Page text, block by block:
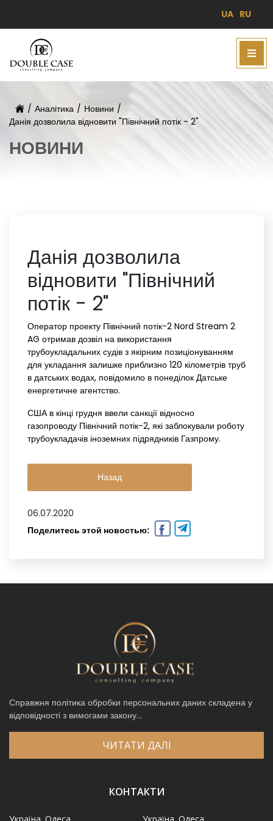
UA RU
/ Аналітика / Новини /
Данія дозволила відновити "Північний потік - 2"
НОВИНИ
Данія дозволила
відновити "Північний
потік - 2"
Оператор проекту Північний потік-2 Nord Stream 2
AG отримав дозвіл на використання
трубоукладальних судів з якірним позиціонуванням
для укладання залишке приблизно 120 кілометрів труб
в датських водах, повідомило в понеділок Датське
енергетичне агентство.
США в кінці грудня ввели санкції відносно
газопроводу Північний потік-2, які заблокували роботу
трубоукладачів іноземних підрядників Газпрому.
Назад
06.07.2020
Поделитесь этой новостью:
Справжня політика обробки персональних даних складена у
відповідності з вимогами закону...
ЧИТАТИ ДАЛІ
КОНТАКТИ